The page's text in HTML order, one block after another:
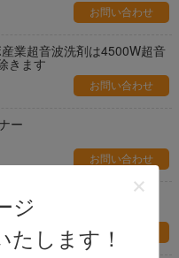
ジ
たします！
お問い合わせ
業超音波洗剤は4500W超音
きます
お問い合わせ
ー
お問い合わせ
浄機械
お問い合わせ